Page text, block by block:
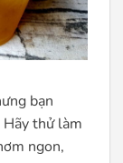
bạn
Hãy thử làm
ngon,